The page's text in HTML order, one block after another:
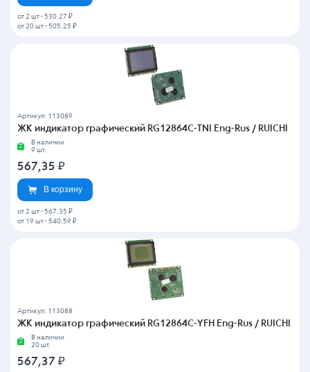
от 2 шт - 530.27 ₽
от 20 шт - 505.25 ₽
Артикул: 113089
ЖК индикатор графический RG12864C-TNI Eng-Rus / RUICHI
В наличии
9 шт.
567,35 ₽
В корзину
от 2 шт - 567.35 ₽
от 19 шт - 540.59 ₽
Артикул: 113088
ЖК индикатор графический RG12864C-YFH Eng-Rus / RUICHI
В наличии
20 шт.
567,37 ₽